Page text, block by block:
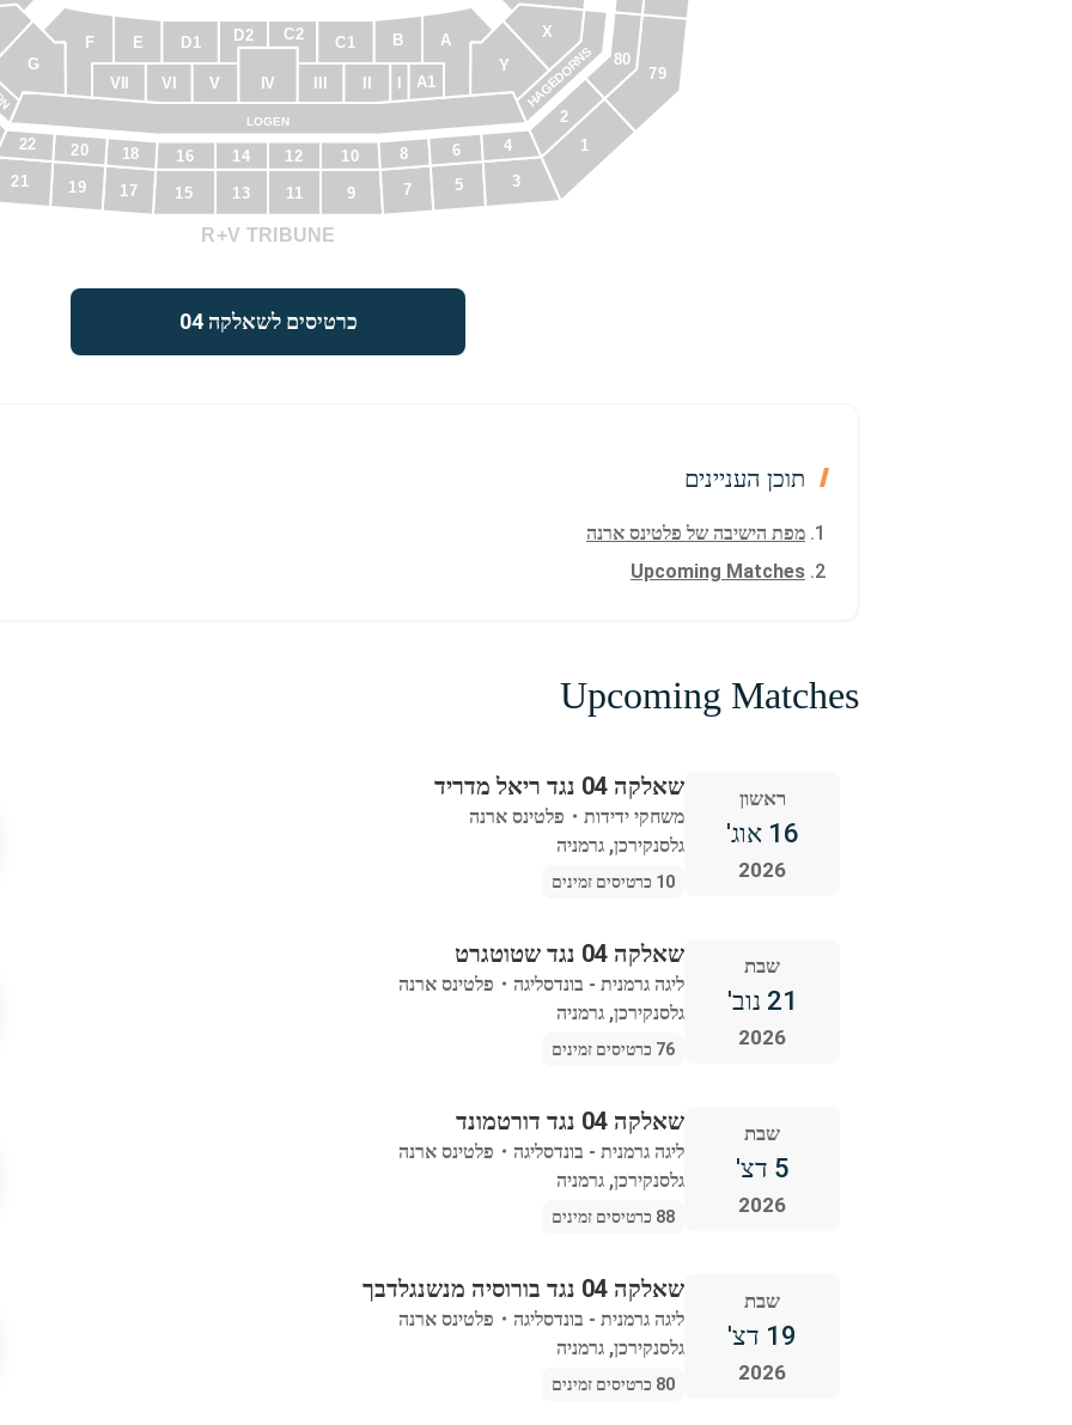
A
A1
B
C1
C2
D2
D1
E
F
G
X
Y
I
IV
V
VI
VII
1
2
3
4
5
6
7
8
9
10
11
12
13
14
15
16
17
18
19
20
21
22
79
80
LOGEN
HAGEDORNS
R+V TRIBUNE
כרטיסים לשאלקה 04
תוכן העניינים
מפת הישיבה של פלטינס ארנה
Upcoming Matches
Upcoming Matches
ראשון
16 אוג'
2026
שאלקה 04 נגד ריאל מדריד
משחקי ידידות ・ פלטינס ארנה
גלסנקירכן, גרמניה
10 כרטיסים זמינים
שבת
21 נוב'
2026
שאלקה 04 נגד שטוטגרט
ליגה גרמנית - בונדסליגה ・ פלטינס ארנה
גלסנקירכן, גרמניה
76 כרטיסים זמינים
שבת
5 דצ'
2026
שאלקה 04 נגד דורטמונד
ליגה גרמנית - בונדסליגה ・ פלטינס ארנה
גלסנקירכן, גרמניה
88 כרטיסים זמינים
שבת
19 דצ'
2026
שאלקה 04 נגד בורוסיה מנשנגלדבך
ליגה גרמנית - בונדסליגה ・ פלטינס ארנה
גלסנקירכן, גרמניה
80 כרטיסים זמינים